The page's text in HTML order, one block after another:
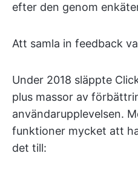
efter den genom
Att samla in feedback
Under 2018 släppte
plus massor av
användarupplevelsen.
funktioner mycket att
det till: